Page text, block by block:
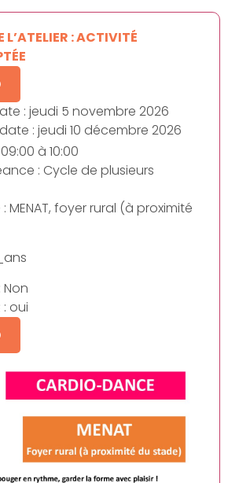
L’ATELIER : ACTIVITÉ
: jeudi 5 novembre 2026
: jeudi 10 décembre 2026
à 10:00
: Cycle de plusieurs
MENAT, foyer rural (à proximité
: oui